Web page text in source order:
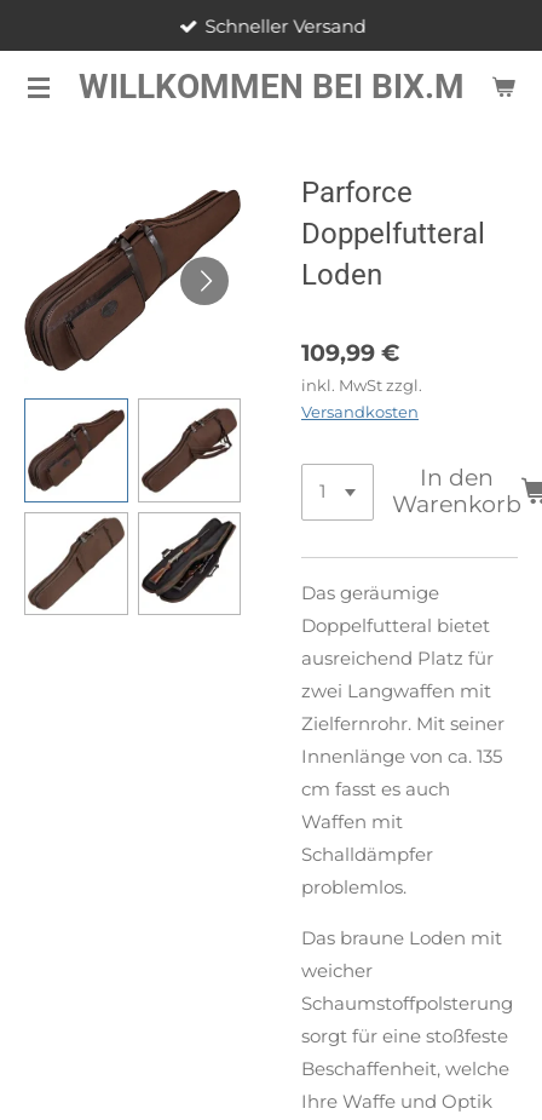
springenWILLKOMMEN BEI BIX.M
Schneller Versand
Parforce
Doppelfutteral
Loden
109,99 €
inkl. MwSt zzgl.
Versandkosten
In den
Warenkorb
Das geräumige
Doppelfutteral bietet
ausreichend Platz für
zwei Langwaffen mit
Zielfernrohr. Mit seiner
Innenlänge von ca. 135
cm fasst es auch
Waffen mit
Schalldämpfer
problemlos.
Das braune Loden mit
weicher
Schaumstoffpolsterung
sorgt für eine stoßfeste
Beschaffenheit, welche
Ihre Waffe und Optik